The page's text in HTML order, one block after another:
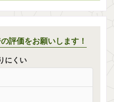
評価をお願いします！
にくい